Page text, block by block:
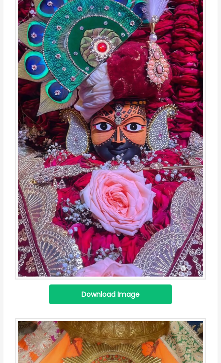
Download Image